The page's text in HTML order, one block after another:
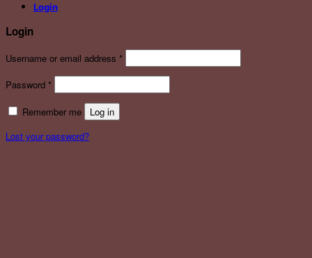
Login
Login
Username or email address *
Password *
Remember me
Log in
Lost your password?